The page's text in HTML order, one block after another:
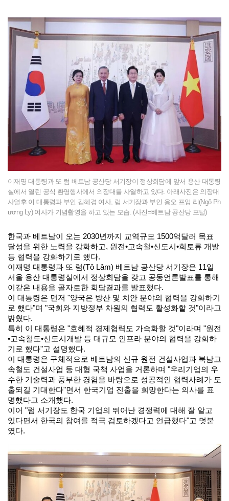
이재명 대통령과 또 럼 베트남 공산당 서기장이 정상회담에 앞서 용산 대통령
실에서 열린 공식 환영행사에서 의장대를 사열하고 있다. 아래사진은 의장대
사열후 이 대통령과 부인 김혜경 여사, 럼 서기장과 부인 응오 프엉 리(Ngô Ph
ương Ly) 여사가 기념촬영을 하고 있는 모습. (사진=베트남 공산당 포털)
한국과 베트남이 오는 2030년까지 교역규모 1500억달러 목표
달성을 위한 노력을 강화하고, 원전•고속철•신도시•희토류 개발
등 협력을 강화하기로 했다.
이재명 대통령과 또 럼(Tô Lâm) 베트남 공산당 서기장은 11일
서울 용산 대통령실에서 정상회담을 갖고 공동언론발표를 통해
이같은 내용을 골자로한 회담결과를 발표했다.
이 대통령은 먼저 "양국은 방산 및 치안 분야의 협력을 강화하기
로 했다"며 "국회와 지방정부 차원의 협력도 활성화할 것"이라고
밝혔다.
특히 이 대통령은 "호혜적 경제협력도 가속화할 것"이라며 "원전
•고속철도•신도시개발 등 대규모 인프라 분야의 협력을 강화하
기로 했다"고 설명했다.
이 대통령은 구체적으로 베트남의 신규 원전 건설사업과 북남고
속철도 건설사업 등 대형 국책 사업을 거론하며 "우리기업의 우
수한 기술력과 풍부한 경험을 바탕으로 성공적인 협력사례가 도
출되길 기대한다"면서 한국기업 진출을 희망한다는 의사를 표
명했다고 소개했다.
이어 "럼 서기장도 한국 기업의 뛰어난 경쟁력에 대해 잘 알고
있다면서 한국의 참여를 적극 검토하겠다고 언급했다"고 덧붙
였다.